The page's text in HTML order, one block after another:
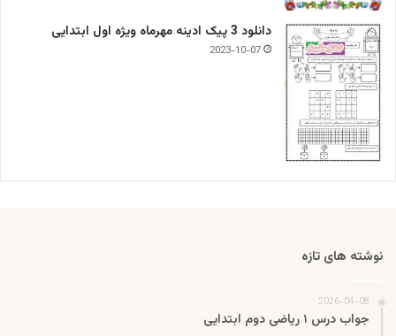
دانلود 3 پیک ادینه مهرماه ویژه اول ابتدایی
2023-10-07
نوشته های تازه
2026-04-08
جواب درس ۱ ریاضی دوم ابتدایی